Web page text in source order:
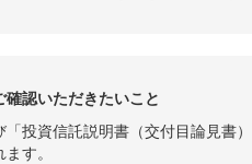
認いただきたいこと
「投資信託説明書（交付目論見
す。